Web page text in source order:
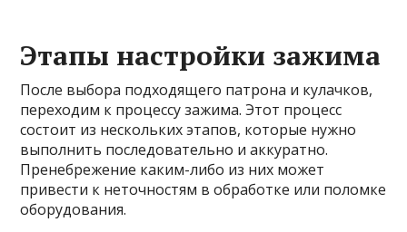
Этапы настройки зажима
После выбора подходящего патрона и кулачков,
переходим к процессу зажима. Этот процесс
состоит из нескольких этапов, которые нужно
выполнить последовательно и аккуратно.
Пренебрежение каким-либо из них может
привести к неточностям в обработке или поломке
оборудования.